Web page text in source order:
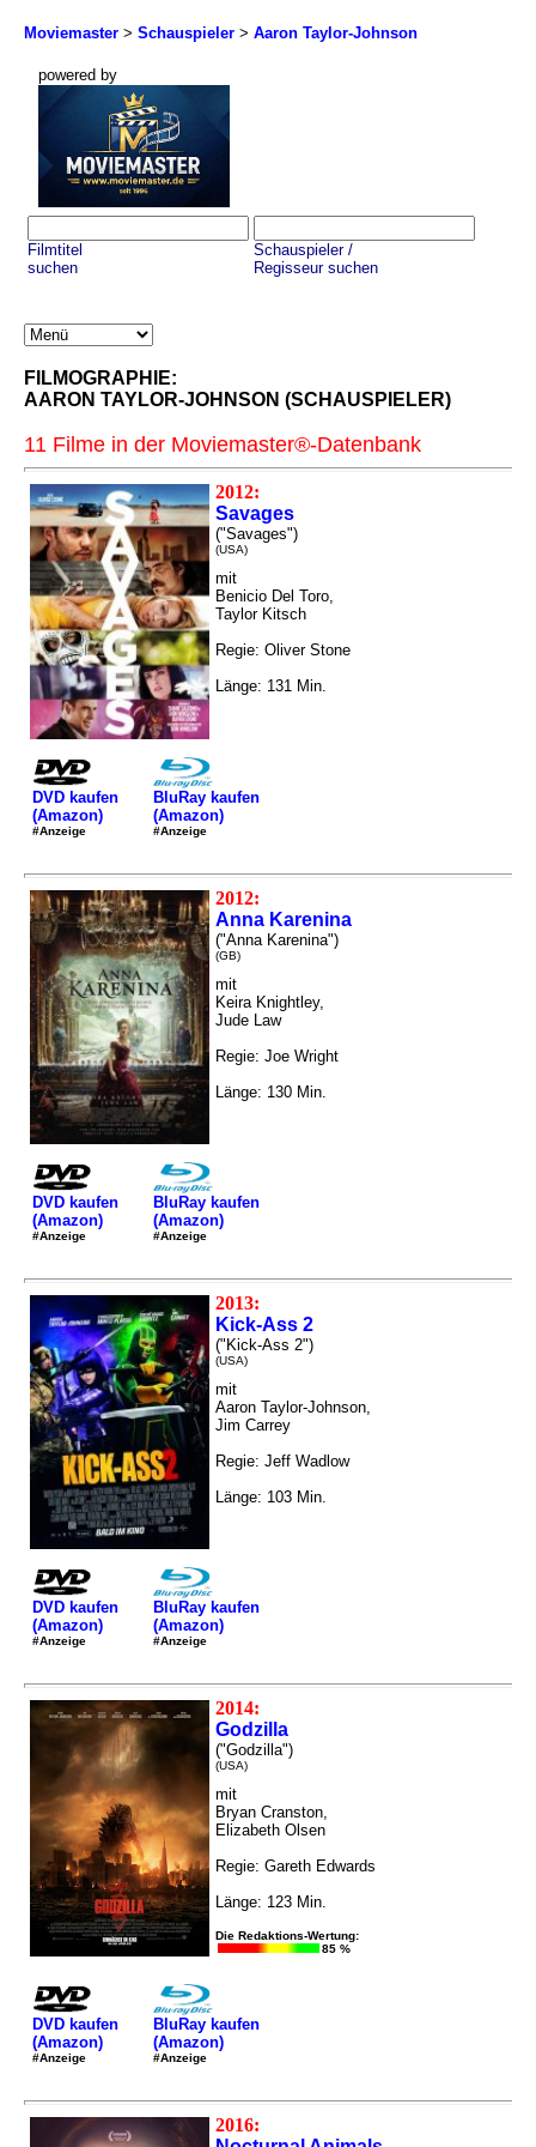
Moviemaster > Schauspieler > Aaron Taylor-Johnson
powered by
Filmtitel
suchen
Schauspieler /
Regisseur suchen
FILMOGRAPHIE:
AARON TAYLOR-JOHNSON (SCHAUSPIELER)
11 Filme in der Moviemaster®-Datenbank
2012:
Savages
("Savages")
(USA)
mit
Benicio Del Toro,
Taylor Kitsch
Regie: Oliver Stone
Länge: 131 Min.
DVD kaufen
(Amazon)
#Anzeige
BluRay kaufen
(Amazon)
#Anzeige
2012:
Anna Karenina
("Anna Karenina")
(GB)
mit
Keira Knightley,
Jude Law
Regie: Joe Wright
Länge: 130 Min.
DVD kaufen
(Amazon)
#Anzeige
BluRay kaufen
(Amazon)
#Anzeige
2013:
Kick-Ass 2
("Kick-Ass 2")
(USA)
mit
Aaron Taylor-Johnson,
Jim Carrey
Regie: Jeff Wadlow
Länge: 103 Min.
DVD kaufen
(Amazon)
#Anzeige
BluRay kaufen
(Amazon)
#Anzeige
2014:
Godzilla
("Godzilla")
(USA)
mit
Bryan Cranston,
Elizabeth Olsen
Regie: Gareth Edwards
Länge: 123 Min.
Die Redaktions-Wertung:
85 %
DVD kaufen
(Amazon)
#Anzeige
BluRay kaufen
(Amazon)
#Anzeige
2016: